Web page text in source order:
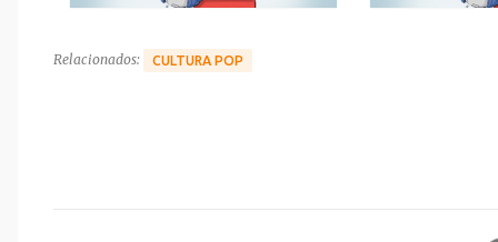
Relacionados: CULTURA POP